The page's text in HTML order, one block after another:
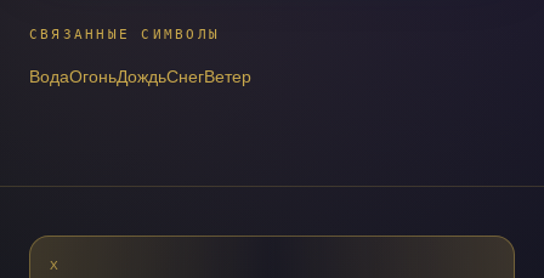
СВЯЗАННЫЕ СИМВОЛЫ
ВодаОгоньДождьСнегВетер
X